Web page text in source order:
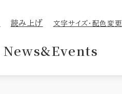
読み上げ 文字サイズ・配色変更
News&Events